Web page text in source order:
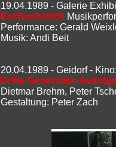
19.04.1989 - Galerie
Eschenbroich
Performance: Gerald
Musik: Andi Beit
20.04.1989 - Geidorf -
Dritte Generation
Dietmar Brehm, Peter
Gestaltung: Peter Zach